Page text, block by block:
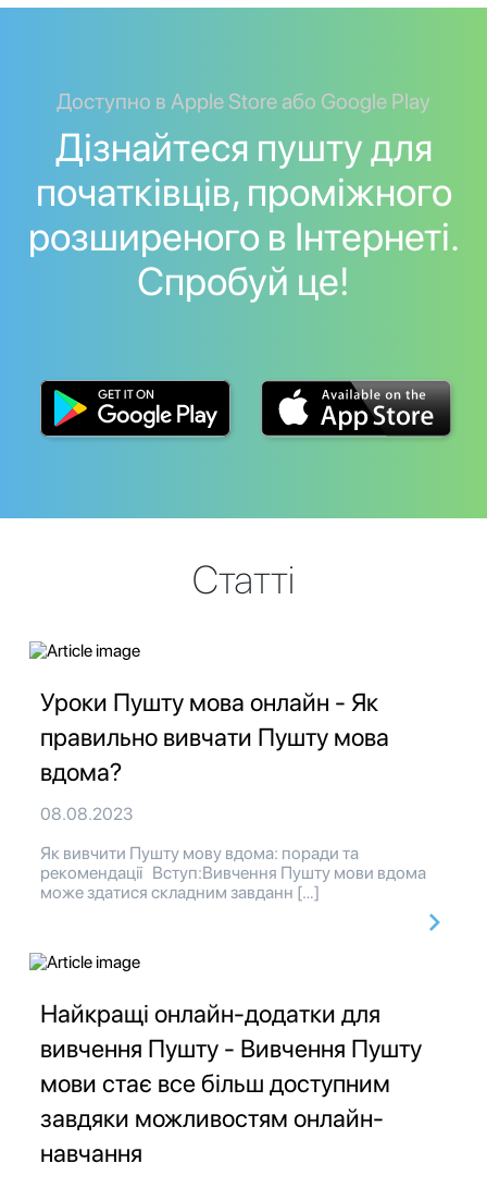
Доступно в Apple Store або Google Play
Дізнайтеся пушту для
початківців, проміжного
розширеного в Інтернеті.
Спробуй це!
Статті
Уроки Пушту мова онлайн - Як
правильно вивчати Пушту мова
вдома?
08.08.2023
Як вивчити Пушту мову вдома: поради та
рекомендації Вступ:Вивчення Пушту мови вдома
може здатися складним завданн […]
Найкращі онлайн-додатки для
вивчення Пушту - Вивчення Пушту
мови стає все більш доступним
завдяки можливостям онлайн-
навчання